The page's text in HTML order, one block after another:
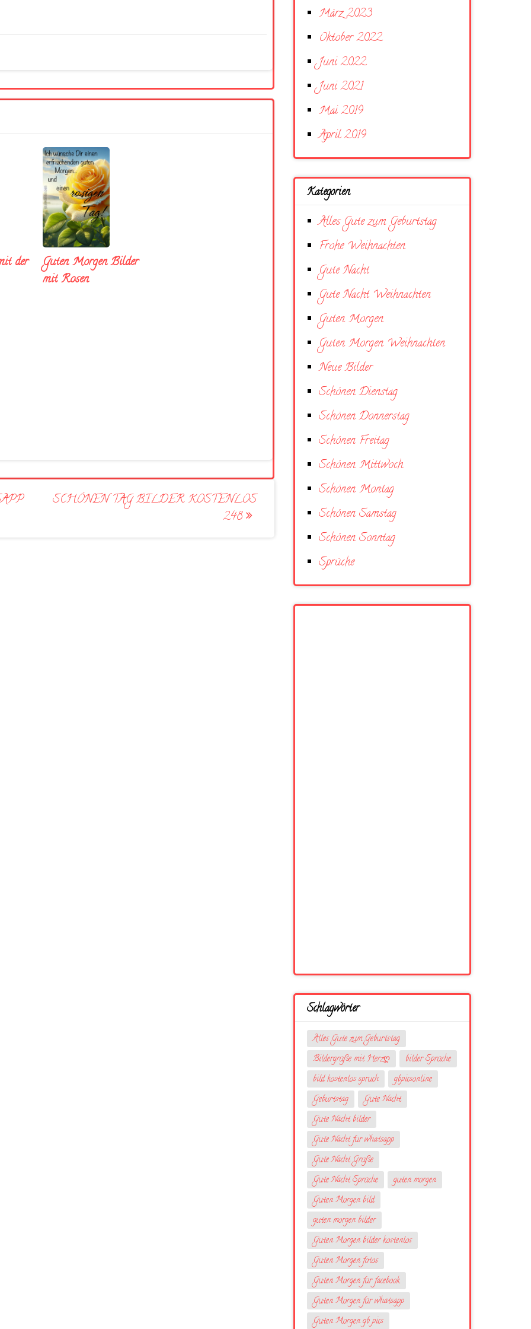
der
Guten Morgen Bilder
mit Rosen
SCHÖNEN TAG BILDER KOSTENLOS
248
März 2023
Oktober 2022
Juni 2022
Juni 2021
Mai 2019
April 2019
Kategorien
Alles Gute zum Geburtstag
Frohe Weihnachten
Gute Nacht
Gute Nacht Weihnachten
Guten Morgen
Guten Morgen Weihnachten
Neue Bilder
Schönen Dienstag
Schönen Donnerstag
Schönen Freitag
Schönen Mittwoch
Schönen Montag
Schönen Samstag
Schönen Sonntag
Sprüche
Schlagwörter
Alles Gute zum Geburtstag
Bildergrüße mit Herzღ
bilder Sprüche
bild kostenlos spruch
gbpicsonline
Geburtstag
Gute Nacht
Gute Nacht bilder
Gute Nacht für whatsapp
Gute Nacht Grüße
Gute Nacht Sprüche
guten morgen
Guten Morgen bild
guten morgen bilder
Guten Morgen bilder kostenlos
Guten Morgen fotos
Guten Morgen für facebook
Guten Morgen für whatsapp
Guten Morgen gb pics